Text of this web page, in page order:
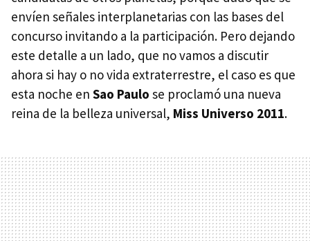
envíen señales interplanetarias con las bases del
concurso invitando a la participación. Pero dejando
este detalle a un lado, que no vamos a discutir
ahora si hay o no vida extraterrestre, el caso es que
esta noche en Sao Paulo se proclamó una nueva
reina de la belleza universal, Miss Universo 2011.